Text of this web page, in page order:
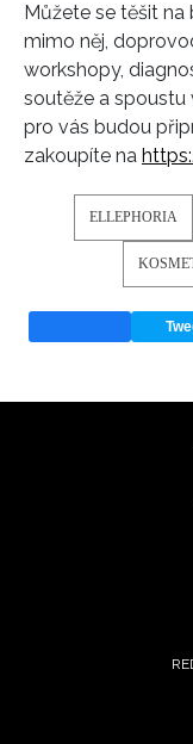
Můžete se těšit na
mimo něj,
workshopy,
soutěže a
pro vás budou
zakoupíte na
ELLEPHORIA